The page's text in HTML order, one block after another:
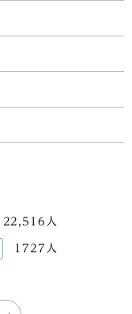
22,516人
1727人